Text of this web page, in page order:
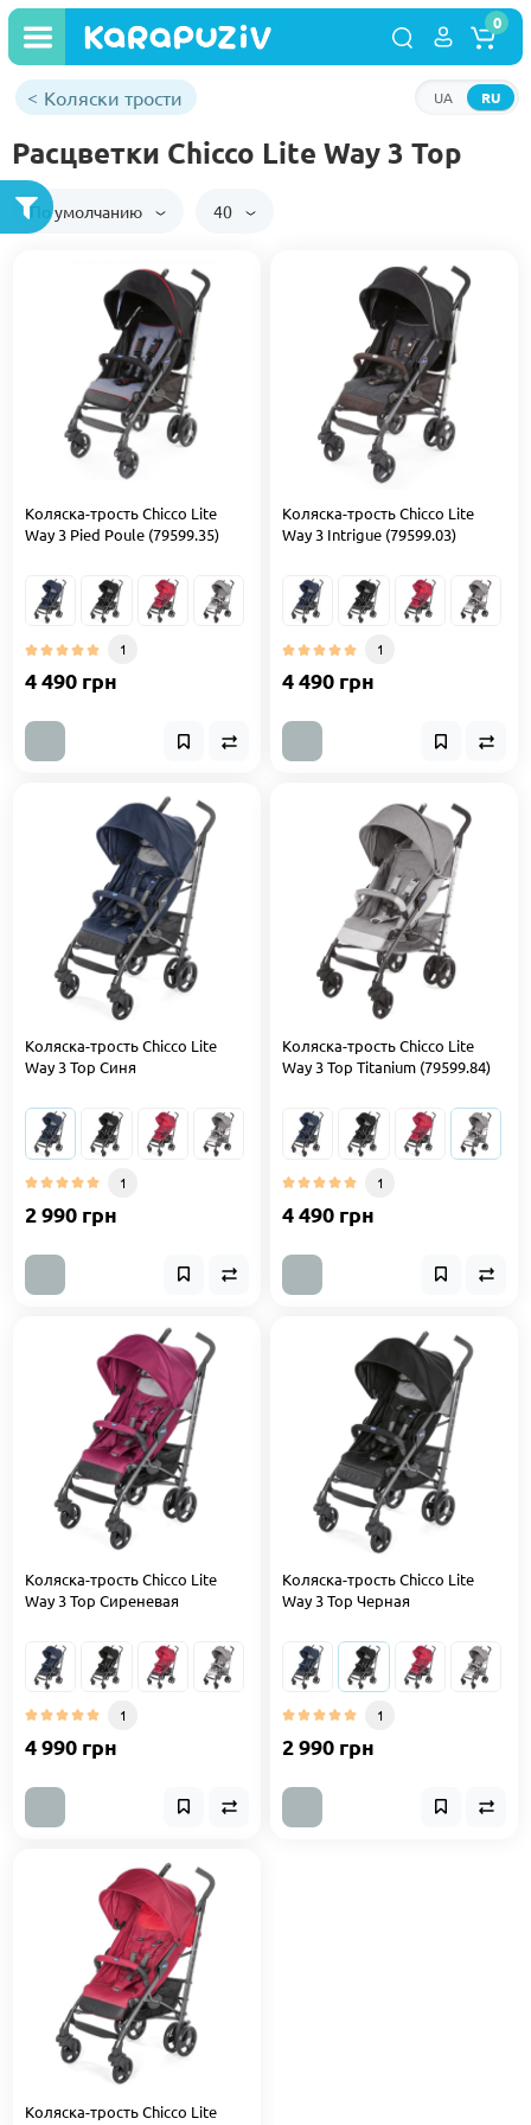
RU
UA
0
Коляски трости
Расцветки Chicco Lite Way 3 Top
По умолчанию 40
Коляска-трость Chicco Lite
Way 3 Pied Poule (79599.35)
1
4 490 грн
Коляска-трость Chicco Lite
Way 3 Intrigue (79599.03)
1
4 490 грн
Коляска-трость Chicco Lite
Way 3 Top Синя
1
2 990 грн
Коляска-трость Chicco Lite
Way 3 Top Titanium (79599.84)
1
4 490 грн
Коляска-трость Chicco Lite
Way 3 Top Сиреневая
1
4 990 грн
Коляска-трость Chicco Lite
Way 3 Top Черная
1
2 990 грн
Коляска-трость Chicco Lite